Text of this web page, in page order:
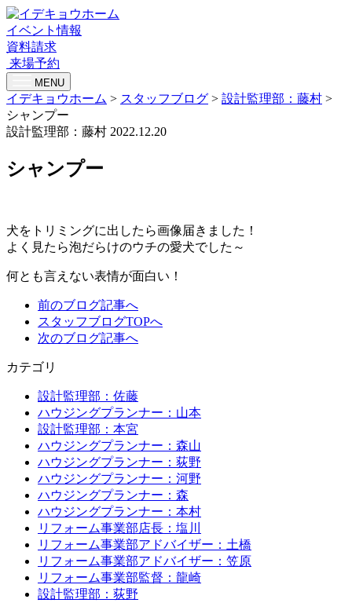
イベント情報
資料請求
来場予約
MENU
イデキョウホーム > スタッフブログ > 設計監理部：藤村 >
シャンプー
設計監理部：藤村 2022.12.20
シャンプー
犬をトリミングに出したら画像届きました！
よく見たら泡だらけのウチの愛犬でした～
何とも言えない表情が面白い！
前のブログ記事へ
スタッフブログTOPへ
次のブログ記事へ
カテゴリ
設計監理部：佐藤
ハウジングプランナー：山本
設計監理部：本宮
ハウジングプランナー：森山
ハウジングプランナー：荻野
ハウジングプランナー：河野
ハウジングプランナー：森
ハウジングプランナー：本村
リフォーム事業部店長：塩川
リフォーム事業部アドバイザー：土橋
リフォーム事業部アドバイザー：笠原
リフォーム事業部監督：龍崎
設計監理部：荻野